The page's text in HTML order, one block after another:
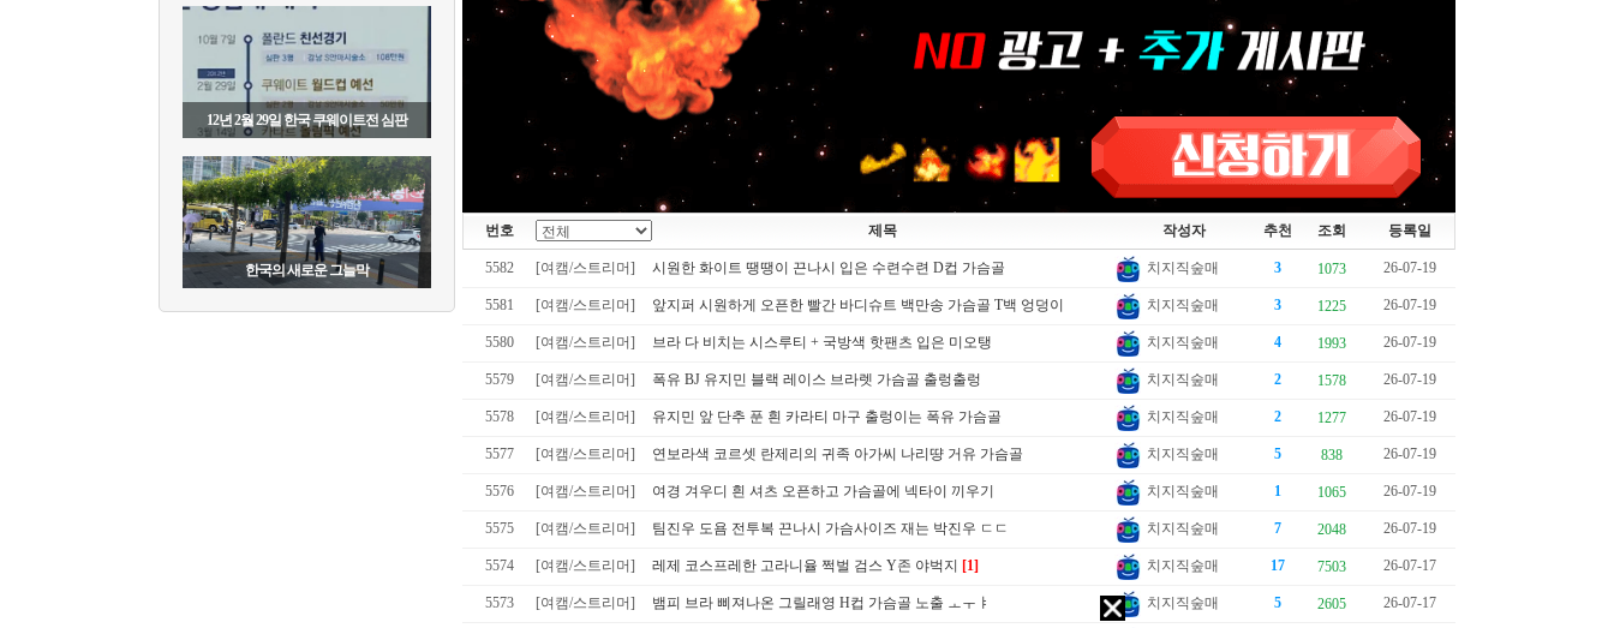
12년 2월 29일 한국 쿠웨이트전 심판
한국의 새로운 그늘막
번호 제목 작성자 추천 조회 등록일
5582 [여캠/스트리머] 시원한 화이트 땡땡이 끈나시 입은 수련수련 D컵 가슴골 치지직숲매 3 1073 26-07-19
5581 [여캠/스트리머] 앞지퍼 시원하게 오픈한 빨간 바디슈트 백만송 가슴골 T백 엉덩이 치지직숲매 3 1225 26-07-19
5580 [여캠/스트리머] 브라 다 비치는 시스루티 + 국방색 핫팬츠 입은 미오탱 치지직숲매 4 1993 26-07-19
5579 [여캠/스트리머] 폭유 BJ 유지민 블랙 레이스 브라렛 가슴골 출렁출렁 치지직숲매 2 1578 26-07-19
5578 [여캠/스트리머] 유지민 앞 단추 푼 흰 카라티 마구 출렁이는 폭유 가슴골 치지직숲매 2 1277 26-07-19
5577 [여캠/스트리머] 연보라색 코르셋 란제리의 귀족 아가씨 나리땽 거유 가슴골 치지직숲매 5 838 26-07-19
5576 [여캠/스트리머] 여경 겨우디 흰 셔츠 오픈하고 가슴골에 넥타이 끼우기 치지직숲매 1 1065 26-07-19
5575 [여캠/스트리머] 팀진우 도욤 전투복 끈나시 가슴사이즈 재는 박진우 ㄷㄷ 치지직숲매 7 2048 26-07-19
5574 [여캠/스트리머] 레제 코스프레한 고라니율 쩍벌 검스 Y존 야벅지 [1] 치지직숲매 17 7503 26-07-17
5573 [여캠/스트리머] 뱀피 브라 삐져나온 그릴래영 H컵 가슴골 노출 ㅗㅜㅑ 치지직숲매 5 2605 26-07-17